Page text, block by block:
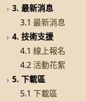
3. 最新消息
3.1 最新消息
4. 技術支援
4.1 線上報名
4.2 活動花絮
5. 下載區
5.1 下載區